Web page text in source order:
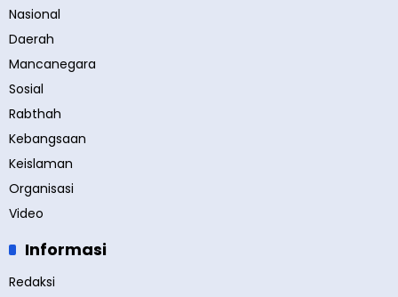
Nasional
Daerah
Mancanegara
Sosial
Rabthah
Kebangsaan
Keislaman
Organisasi
Video
Informasi
Redaksi